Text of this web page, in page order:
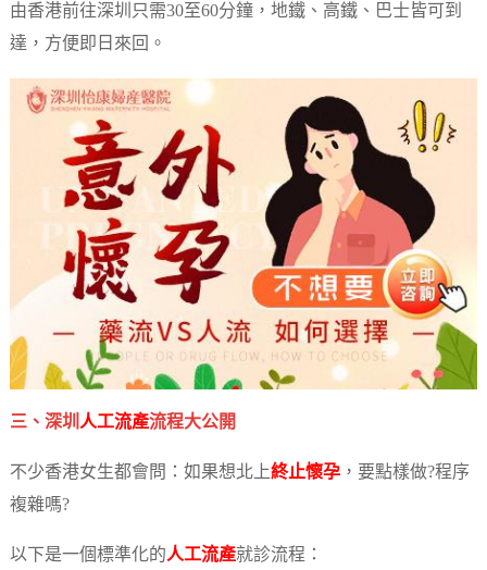
由香港前往深圳只需30至60分鐘，地鐵、高鐵、巴士皆可到
達，方便即日來回。
三、深圳 人工流產流程大公開
不少香港女生都會問：如果想北上終止懷孕，要點樣做?程序
複雜嗎?
以下是一個標準化的人工流產就診流程：